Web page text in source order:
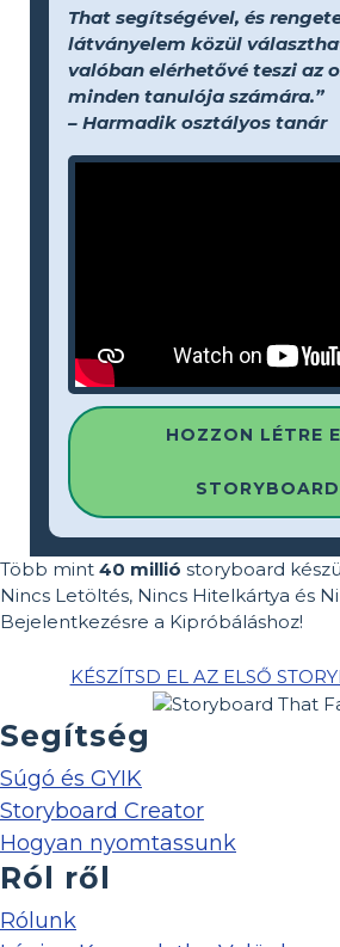
That segítségével, és
látványelem közül
valóban elérhetővé teszi az
minden tanulója számára.”
– Harmadik osztályos tanár
HOZZON LÉTRE
STORYBOARD
Több mint 40 millió storyboard
Nincs Letöltés, Nincs Hitelkártya és
Bejelentkezésre a Kipróbáláshoz!
KÉSZÍTSD EL AZ ELSŐ
Segítség
Súgó és GYIK
Storyboard Creator
Hogyan nyomtassunk
Ról ről
Rólunk